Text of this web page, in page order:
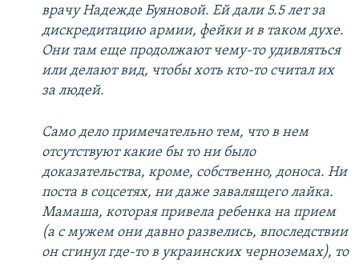
врачу Надежде Буяновой. Ей дали 5.5 лет за
дискредитацию армии, фейки и в таком духе.
Они там еще продолжают чему-то удивляться
или делают вид, чтобы хоть кто-то считал их
за людей.
Само дело примечательно тем, что в нем
отсутствуют какие бы то ни было
доказательства, кроме, собственно, доноса. Ни
поста в соцсетях, ни даже завалящего лайка.
Мамаша, которая привела ребенка на прием
(а с мужем они давно развелись, впоследствии
он сгинул где-то в украинских черноземах), то